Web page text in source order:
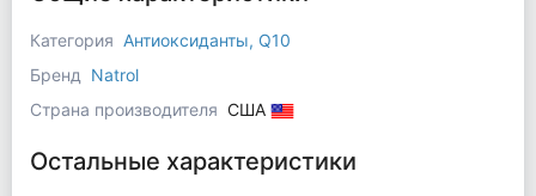
Категория Антиоксиданты, Q10
Бренд
Natrol
Страна производителя США
Остальные характеристики